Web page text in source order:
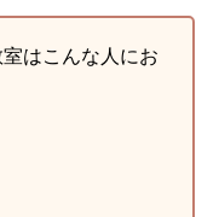
はこんな人にお